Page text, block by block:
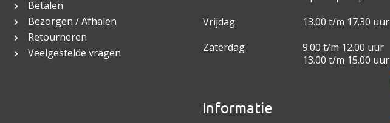
Betalen
Bezorgen / Afhalen
Retourneren
Veelgestelde vragen
Vrijdag
13.00 t/m 17.30 uur
Zaterdag
9.00 t/m 12.00 uur
13.00 t/m 15.00 uur
Informatie